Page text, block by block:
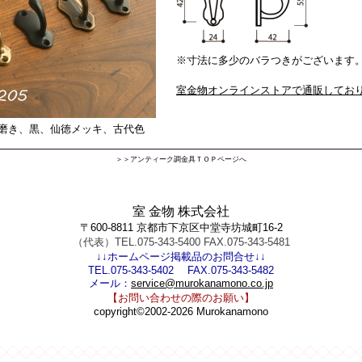
き、黒、仙徳メッキ、古代色
※寸法に多少のバラつきがございます。
室金物オンラインストアで通販してお
＞＞アンティーク調金具ＴＯＰページへ
室 金物 株式会社
〒600-8811 京都市下京区中堂寺坊城町16-2
（代表）TEL.075-343-5400 FAX.075-343-5481
↓↓ホームページ掲載品のお問合せ↓↓
TEL.075-343-5402 FAX.075-343-5482
メール： service@murokanamono.co.jp
【お問い合わせの際のお願い】
copyright©2002-2026 Murokanamono